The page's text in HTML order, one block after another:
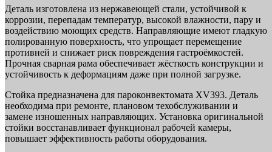
Деталь изготовлена из нержавеющей стали, устойчивой к
коррозии, перепадам температур, высокой влажности, пару и
воздействию моющих средств. Направляющие имеют гладкую
полированную поверхность, что упрощает перемещение
противней и снижает риск повреждения гастроёмкостей.
Прочная сварная рама обеспечивает жёсткость конструкции и
устойчивость к деформациям даже при полной загрузке.
Стойка предназначена для пароконвектомата XV393. Деталь
необходима при ремонте, плановом техобслуживании и
замене изношенных направляющих. Установка оригинальной
стойки восстанавливает функционал рабочей камеры,
повышает эффективность работы оборудования.